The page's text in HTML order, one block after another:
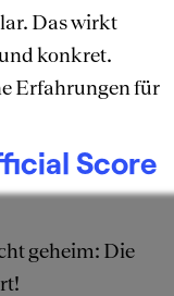
Das wirkt
konkret.
Erfahrungen für
Score
geheim: Die